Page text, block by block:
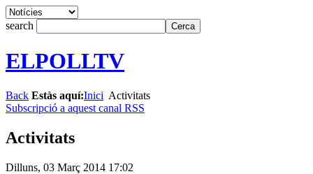
search
ELPOLLTV
Back Estàs aquí:Inici Activitats
Subscripció a aquest canal RSS
Activitats
Dilluns, 03 Març 2014 17:02